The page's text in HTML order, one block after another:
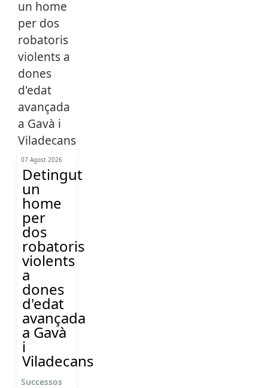
07 Agost 2026
Detingut
un
home
per
dos
robatoris
violents
a
dones
d'edat
avançada
a Gavà
i
Viladecans
Successos